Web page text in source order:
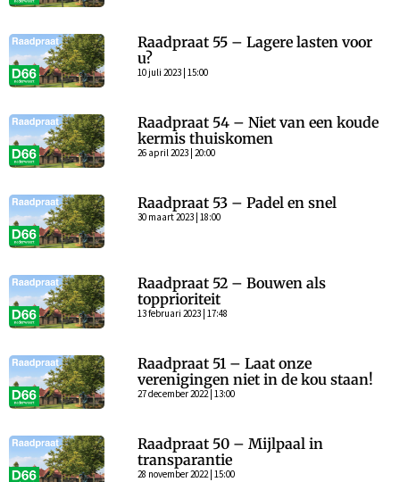
Raadpraat 55 – Lagere lasten voor
u?
10 juli 2023 | 15:00
Raadpraat 54 – Niet van een koude
kermis thuiskomen
26 april 2023 | 20:00
Raadpraat 53 – Padel en snel
30 maart 2023 | 18:00
Raadpraat 52 – Bouwen als
topprioriteit
13 februari 2023 | 17:48
Raadpraat 51 – Laat onze
verenigingen niet in de kou staan!
27 december 2022 | 13:00
Raadpraat 50 – Mijlpaal in
transparantie
28 november 2022 | 15:00